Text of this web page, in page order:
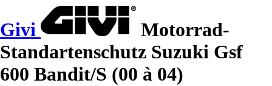
Givi
Motorrad-
Standartenschutz Suzuki Gsf
600 Bandit/S (00 à 04)